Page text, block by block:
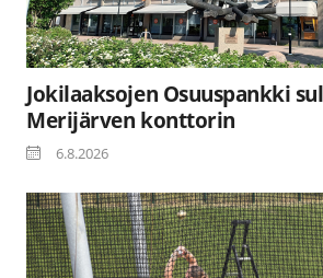
Jokilaaksojen Osuuspankki
Merijärven konttorin
6.8.2026